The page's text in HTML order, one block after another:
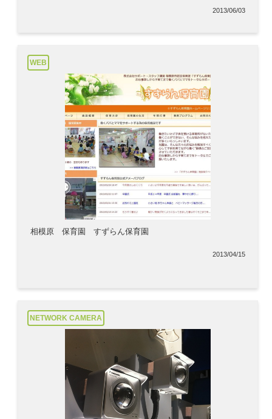
2013/06/03
WEB
相模原 保育園 すずらん保育園
2013/04/15
NETWORK CAMERA